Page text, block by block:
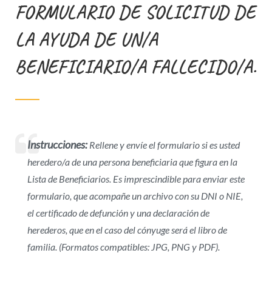
FORMULARIO DE SOLICITUD DE
LA AYUDA DE UN/A
BENEFICIARIO/A FALLECIDO/A.
Instrucciones:Rellene y envíe el formulario si es usted
heredero/a de una persona beneficiaria que figura en la
Lista de Beneficiarios. Es imprescindible para enviar este
formulario, que acompañe un archivo con su DNI o NIE,
el certificado de defunción y una declaración de
herederos, que en el caso del cónyuge será el libro de
familia. (Formatos compatibles: JPG, PNG y PDF).